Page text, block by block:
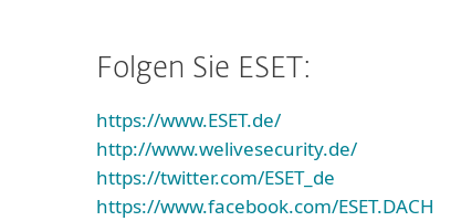
Folgen Sie ESET:
https://www.ESET.de/
http://www.welivesecurity.de/
https://twitter.com/ESET_de
https://www.facebook.com/ESET.DACH